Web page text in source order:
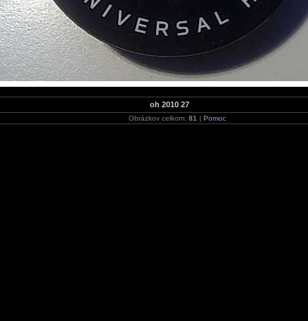
oh 2010 27
Obrázkov celkom: 81 | Pomoc